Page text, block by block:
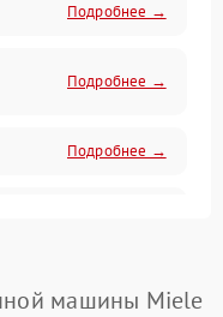
Подробнее →
Подробнее →
Подробнее →
Подробнее →
машины Miele